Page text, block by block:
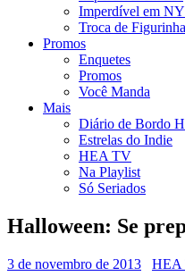
Imperdível em NY
Troca de Figurinha
Promos
Enquetes
Promos
Você Manda
Mais
Diário de Bordo
Estrelas do Indie
HEA TV
Na Playlist
Só Seriados
Halloween: Se
3 de novembro de 2013 HEA